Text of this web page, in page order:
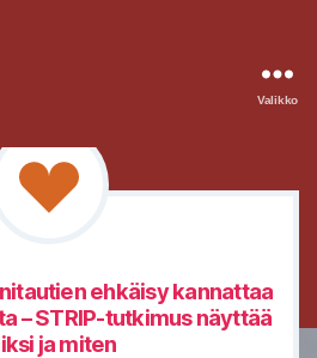
Valikko
ehkäisy kannattaa
– STRIP-tutkimus näyttää
ja miten